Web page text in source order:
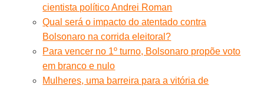
cientista político Andrei Roman
Qual será o impacto do atentado contra
Bolsonaro na corrida eleitoral?
Para vencer no 1º turno, Bolsonaro propõe voto
em branco e nulo
Mulheres, uma barreira para a vitória de